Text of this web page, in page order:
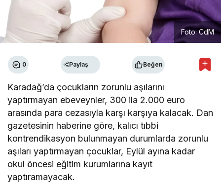
Foto: CdM
0 Paylaş Beğen
Karadağ’da çocukların zorunlu aşılarını
yaptırmayan ebeveynler, 300 ila 2.000 euro
arasında para cezasıyla karşı karşıya kalacak. Dan
gazetesinin haberine göre, kalıcı tıbbi
kontrendikasyon bulunmayan durumlarda zorunlu
aşıları yaptırmayan çocuklar, Eylül ayına kadar
okul öncesi eğitim kurumlarına kayıt
yaptıramayacak.